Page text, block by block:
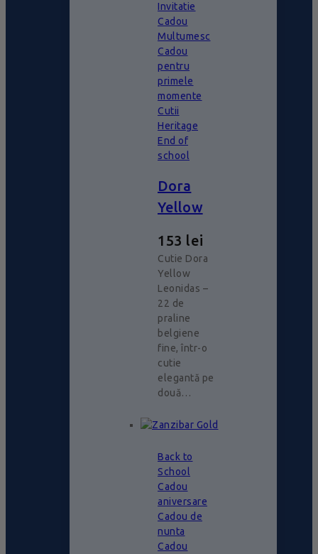
Invitatie
Cadou
Multumesc
Cadou
pentru
primele
momente
Cutii
Heritage
End of
school
Dora
Yellow
153 lei
Cutie Dora
Yellow
Leonidas –
22 de
praline
belgiene
fine, într-o
cutie
elegantă pe
două…
Back to
School
Cadou
aniversare
Cadou de
nunta
Cadou